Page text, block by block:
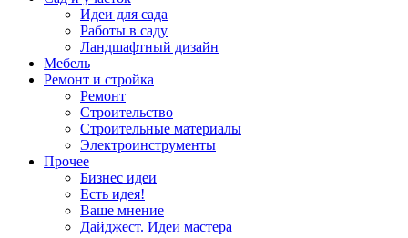
Идеи для сада
Работы в саду
Ландшафтный дизайн
Мебель
Ремонт и стройка
Ремонт
Строительство
Строительные материалы
Электроинструменты
Прочее
Бизнес идеи
Есть идея!
Ваше мнение
Дайджест. Идеи мастера